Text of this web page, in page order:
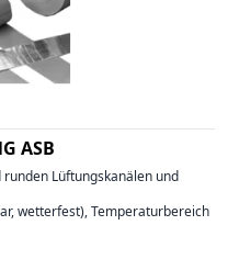
ASB
Lüftungskanälen und
wetterfest), Temperaturbereich